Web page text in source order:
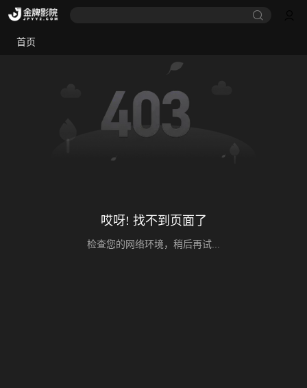
首页
哎呀! 找不到页面了
检查您的网络环境，稍后再试...